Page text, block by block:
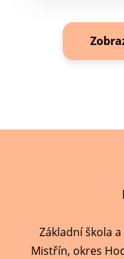
Základní škola
Mistřín, okres